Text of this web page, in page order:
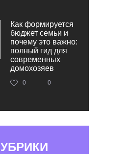
Как формируется
бюджет семьи и
почему это важно:
полный гид для
современных
домохозяев
0 0